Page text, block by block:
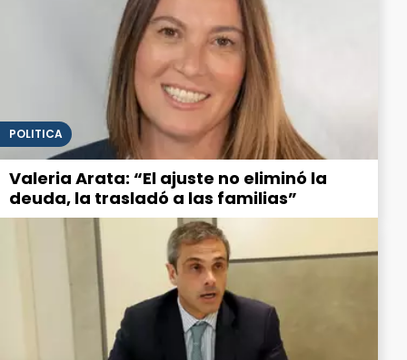
POLITICA
Valeria Arata: “El ajuste no eliminó la
deuda, la trasladó a las familias”